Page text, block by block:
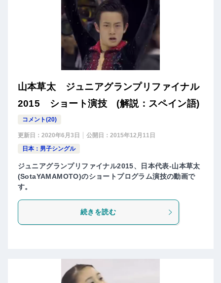
山本草太 ジュニアグランプリファイナル
2015 ショート演技 (解説：スペイン語)
コメント(20)
更新日： 2020年6月3日 公開日： 2015年12月11日
日本：男子シングル
ジュニアグランプリファイナル2015、日本代表-山本草太
(SotaYAMAMOTO)のショートプログラム演技の動画で
す。
続きを読む